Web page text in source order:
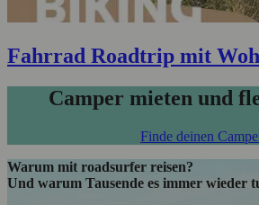
Fahrrad Roadtrip mit
Camper mieten und
Finde deinen
Warum mit roadsurfer reisen?
Und warum Tausende es immer wieder